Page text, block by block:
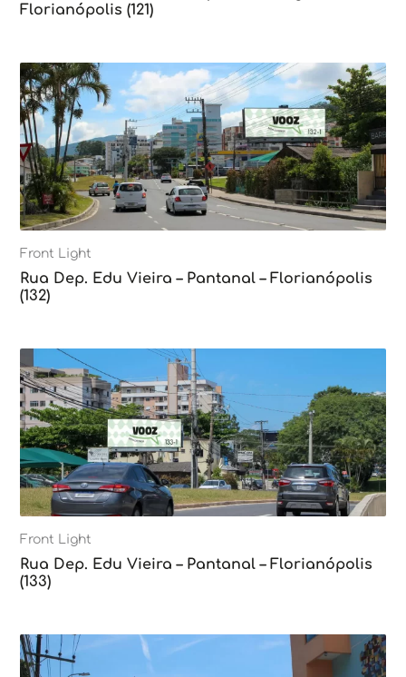
Florianópolis (121)
Front Light
Rua Dep. Edu Vieira – Pantanal – Florianópolis
(132)
Front Light
Rua Dep. Edu Vieira – Pantanal – Florianópolis
(133)